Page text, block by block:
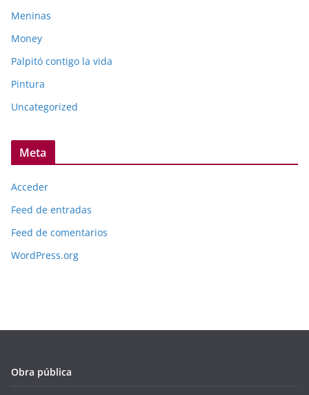
Meninas
Money
Palpitó contigo la vida
Pintura
Uncategorized
Meta
Acceder
Feed de entradas
Feed de comentarios
WordPress.org
Obra pública